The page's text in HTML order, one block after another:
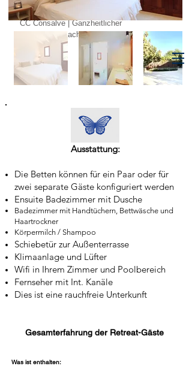
Gut restauriert
CC Consalve | Ganzheitlicher
Ernährungscoach & Koch
Ausstattung:
Die Betten können für ein Paar oder für
zwei separate Gäste konfiguriert werden
Ensuite Badezimmer mit Dusche
Badezimmer mit Handtüchern, Bettwäsche und
Haartrockner
Körpermilch / Shampoo
Schiebetür zur Außenterrasse
Klimaanlage und Lüfter
Wifi in Ihrem Zimmer und Poolbereich
Fernseher mit Int. Kanäle
Dies ist eine rauchfreie Unterkunft
Gesamterfahrung der Retreat-Gäste
Was ist enthalten: